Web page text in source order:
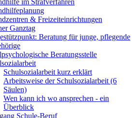
im Strafverfahren
& Freizeiteinrichtungen
Ganztag
Beratung für junge, pflegende
Beratungsstelle
Schulsozialarbeit kurz erklärt
Arbeitsweise der Schulsozialarbeit (6
Säulen)
Wen kann ich wo ansprechen - ein
Überblick
Schule-Beruf